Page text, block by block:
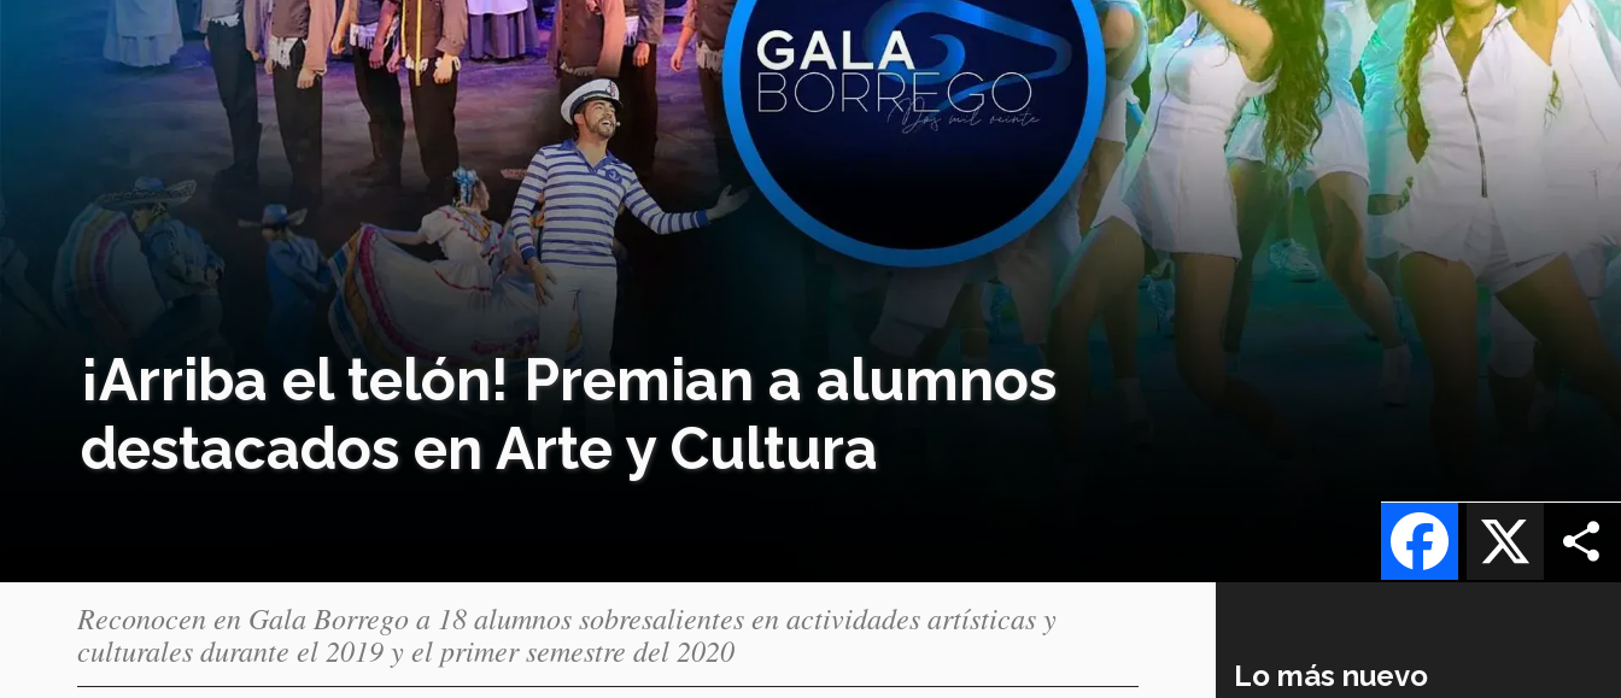
¡Arriba el telón! Premian a alumnos
destacados en Arte y Cultura
X
Facebook
Reconocen en Gala Borrego a 18 alumnos sobresalientes en actividades artísticas y
culturales durante el 2019 y el primer semestre del 2020
Lo más nuevo